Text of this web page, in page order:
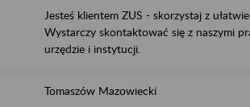
Jesteś klientem ZUS - skorzystaj z
Wystarczy skontaktować się z naszymi
urzędzie i instytucji.
Tomaszów Mazowiecki